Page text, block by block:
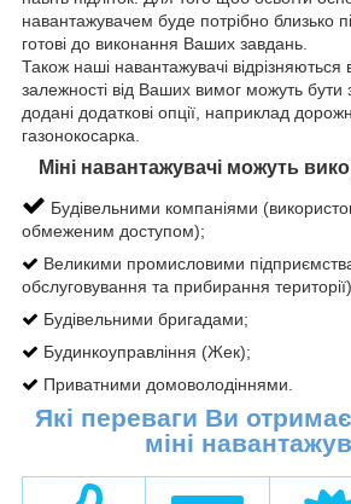
навантажувачем буде потрібно близько
готові до виконання Ваших завдань.
Також наші навантажувачі відрізняються
залежності від Ваших вимог можуть бути
додані додаткові опції, наприклад
газонокосарка.
Міні навантажувачі можуть
Будівельними компаніями
обмеженим доступом);
Великими промисловими
обслуговування та прибирання
Будівельними бригадами;
Будинкоуправління (Жек);
Приватними домоволодіннями.
Які переваги Ви
міні